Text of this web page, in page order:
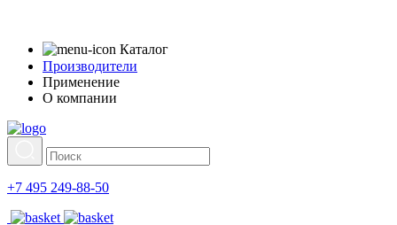
Каталог
Производители
Применение
О компании
+7 495 249-88-50